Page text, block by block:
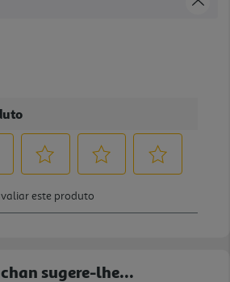
sugere-lhe...